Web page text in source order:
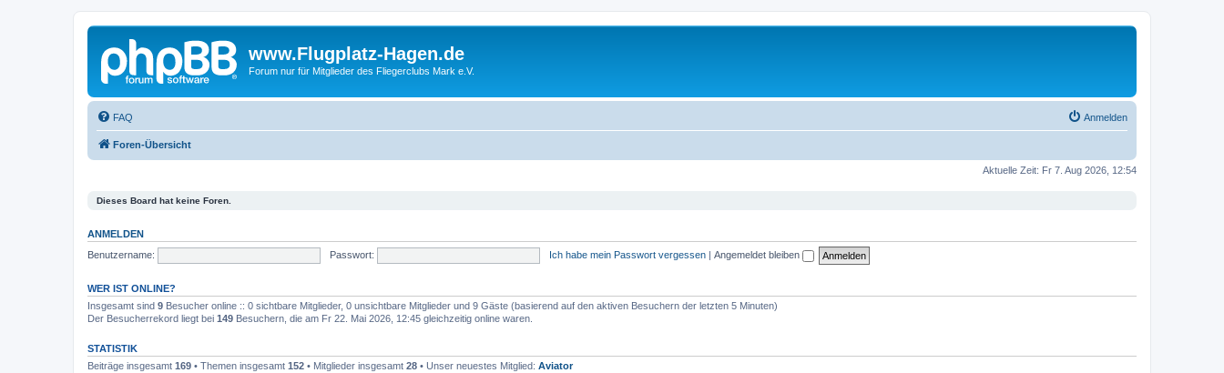
www.Flugplatz-Hagen.de
Forum nur für Mitglieder des Fliegerclubs Mark e.V.
FAQ Anmelden
Foren-Übersicht
Aktuelle Zeit: Fr 7. Aug 2026, 12:54
Dieses Board hat keine Foren.
ANMELDEN
Benutzername:
Passwort: Ich habe mein Passwort vergessen | Angemeldet bleiben
WER IST ONLINE?
Insgesamt sind 9 Besucher online :: 0 sichtbare Mitglieder, 0 unsichtbare Mitglieder und 9 Gäste (basierend auf den aktiven Besuchern der letzten 5 Minuten)
Der Besucherrekord liegt bei 149 Besuchern, die am Fr 22. Mai 2026, 12:45 gleichzeitig online waren.
STATISTIK
Beiträge insgesamt 169 • Themen insgesamt 152 • Mitglieder insgesamt 28 • Unser neuestes Mitglied: Aviator